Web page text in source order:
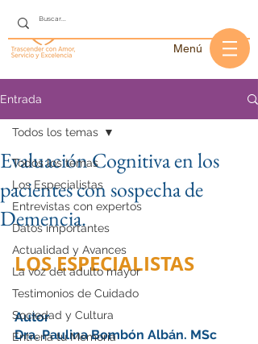
Menú
Entrada
Todos los temas
Los Especialistas
Entrevistas con expertos
Datos importantes
Actualidad y Avances
La voz del adulto mayor
Testimonios de Cuidado
Sociedad y Cultura
Entrena tu Memoria
Todos los temas
Evaluación Cognitiva en los
pacientes con sospecha de
Demencia.
LOS ESPECIALISTAS
Autor
Dra. Paulina Bombón Albán. MSc